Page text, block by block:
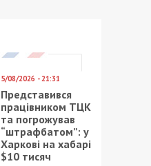
5/08/2026 - 21:31
Представився
працівником ТЦК
та погрожував
“штрафбатом”: у
Харкові на хабарі
$10 тисяч